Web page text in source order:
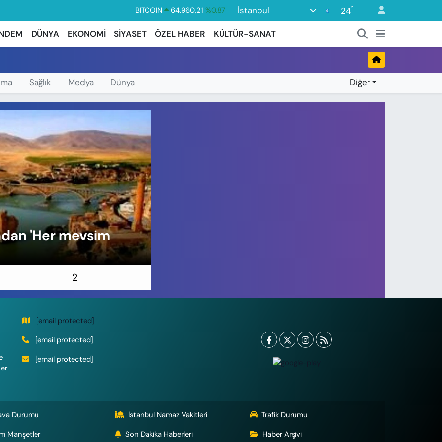
BITCOIN 64.960,21 %0.87
DOLAR
47,7436
%0.18
EURO
55,2510 %0.32
GRAM ALTIN
BİST100
13.779 %-14
İstanbul 24°
DÜNYA EKONOMİ SİYASET ÖZEL HABER KÜLTÜR-SANAT
Sağlık Medya Dünya Diğer
'Her mevsim
2
[email protected]
[email protected]
[email protected]
Durumu İstanbul Namaz Vakitleri
Trafik Durumu
Manşetler Son Dakika Haberleri Haber Arşivi